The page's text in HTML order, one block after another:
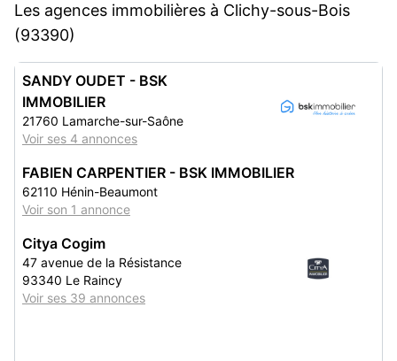
Les agences immobilières à Clichy-sous-Bois
(93390)
SANDY OUDET - BSK
IMMOBILIER
21760 Lamarche-sur-Saône
Voir ses 4 annonces
FABIEN CARPENTIER - BSK IMMOBILIER
62110 Hénin-Beaumont
Voir son 1 annonce
Citya Cogim
47 avenue de la Résistance
93340 Le Raincy
Voir ses 39 annonces